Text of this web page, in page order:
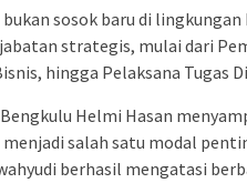
bukan sosok baru di
strategis, mulai dari
hingga Pelaksana Tugas
Helmi Hasan
menjadi salah satu modal
berhasil mengatasi